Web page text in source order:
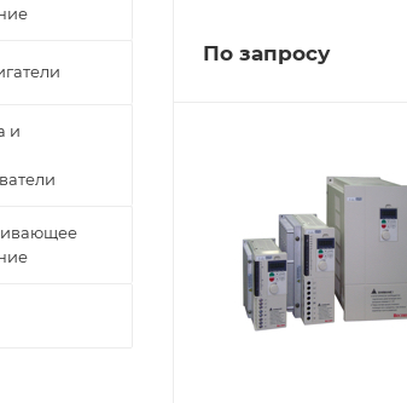
По запросу
и